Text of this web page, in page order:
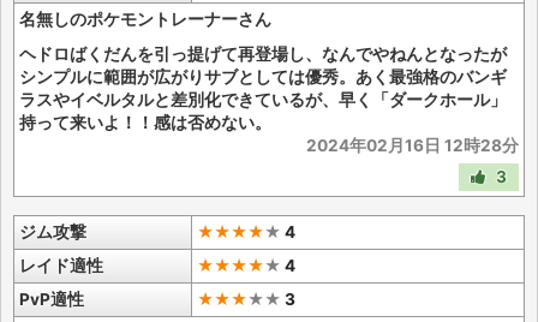
名無しのポケモントレーナーさん
ヘドロばくだんを引っ提げて再登場し、なんでやねんとなったが
シンプルに範囲が広がりサブとしては優秀。あく最強格のバンギ
ラスやイベルタルと差別化できているが、早く「ダークホール」
持って来いよ！！感は否めない。
2024年02月16日 12時28分
3
ジム攻撃 ★★★★★ 4
レイド適性
★★★★★ 4
PvP適性
★★★★★ 3